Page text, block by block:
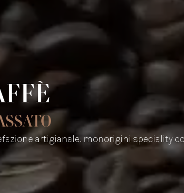
artigianale: monorigini speciality